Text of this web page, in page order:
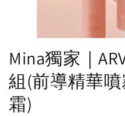
Mina獨家｜
組(前導精華
霜)